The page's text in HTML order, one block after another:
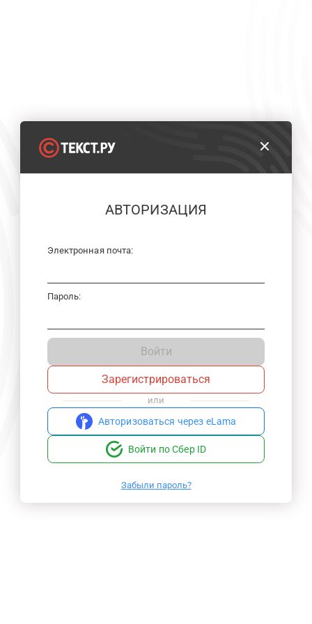
АВТОРИЗАЦИЯ
Электронная почта:
Пароль:
Войти
Зарегистрироваться
или
Авторизоваться через eLama
Войти по Сбер ID
Забыли пароль?